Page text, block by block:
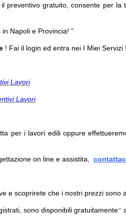
il preventivo gratuito, consente per la
Napoli e Provincia! "
! Fai il login ed entra nei I Miei Servizi !
Lavori
Lavori
per i lavori edili oppure
on line e assistita,
e scoprirete che i nostri prezzi sono
sono disponibili gratuitamente*